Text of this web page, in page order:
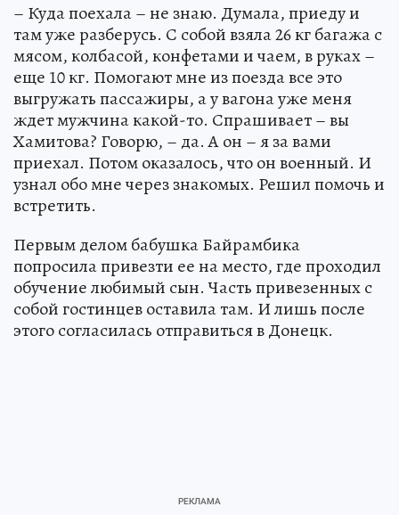
– Куда поехала – не знаю. Думала, приеду и
там уже разберусь. С собой взяла 26 кг багажа с
мясом, колбасой, конфетами и чаем, в руках –
еще 10 кг. Помогают мне из поезда все это
выгружать пассажиры, а у вагона уже меня
ждет мужчина какой-то. Спрашивает – вы
Хамитова? Говорю, – да. А он – я за вами
приехал. Потом оказалось, что он военный. И
узнал обо мне через знакомых. Решил помочь и
встретить.
Первым делом бабушка Байрамбика
попросила привезти ее на место, где проходил
обучение любимый сын. Часть привезенных с
собой гостинцев оставила там. И лишь после
этого согласилась отправиться в Донецк.